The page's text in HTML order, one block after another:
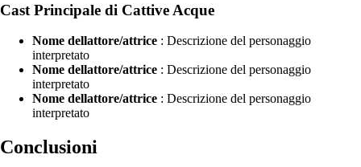
Cast Principale di Cattive Acque
Nome dellattore/attrice : Descrizione del personaggio
interpretato
Nome dellattore/attrice : Descrizione del personaggio
interpretato
Nome dellattore/attrice : Descrizione del personaggio
interpretato
Conclusioni